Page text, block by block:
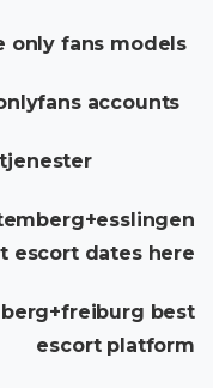
only fans models
accounts
escort dates here
best
escort platform